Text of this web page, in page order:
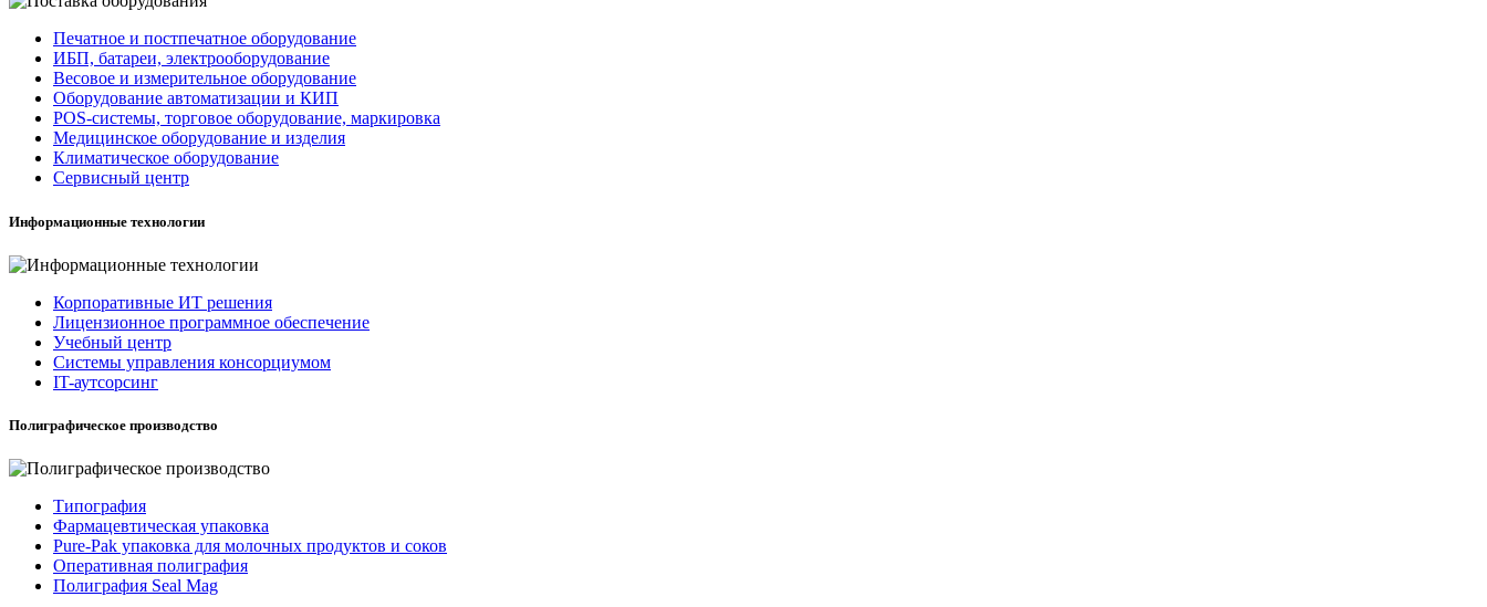
Печатное и постпечатное оборудование
ИБП, батареи, электрооборудование
Весовое и измерительное оборудование
Оборудование автоматизации и КИП
POS-системы, торговое оборудование, маркировка
Медицинское оборудование и изделия
Климатическое оборудование
Сервисный центр
Информационные технологии
Корпоративные ИТ решения
Лицензионное программное обеспечение
Учебный центр
Системы управления консорциумом
IT-аутсорсинг
Полиграфическое производство
Типография
Фармацевтическая упаковка
Pure-Pak упаковка для молочных продуктов и соков
Оперативная полиграфия
Полиграфия Seal Mag